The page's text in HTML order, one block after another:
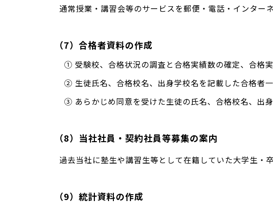
通常授業・講習会等のサービスを郵便・電話・インター
（7）合格者資料の作成
① 受験校、合格状況の調査と合格実績数の確定、合格
② 生徒氏名、合格校名、出身学校名を記載した合格者
③ あらかじめ同意を受けた生徒の氏名、合格校名、出
（8）当社社員・契約社員等募集の案内
過去当社に塾生や講習生等として在籍していた大学生・
（9）統計資料の作成